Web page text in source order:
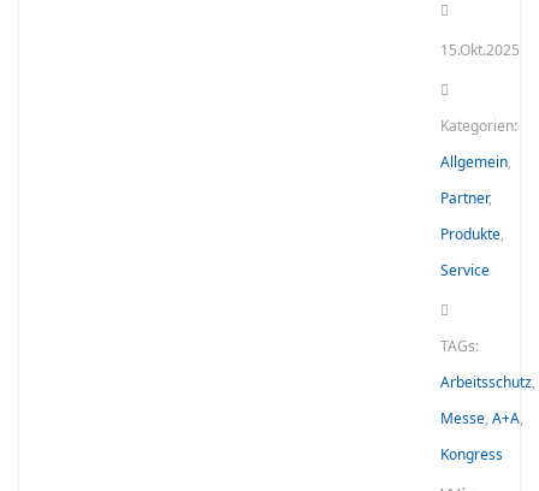
15.Okt.2025
Kategorien:
Allgemein,
Partner,
Produkte,
Service
TAGs:
Arbeitsschutz,
Messe, A+A,
Kongress